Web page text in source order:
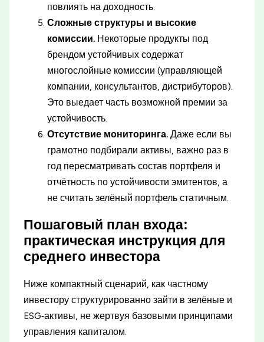
повлиять на доходность.
Сложные структуры и высокие
комиссии. Некоторые продукты под
брендом устойчивых содержат
многослойные комиссии (управляющей
компании, консультантов, дистрибуторов).
Это выедает часть возможной премии за
устойчивость.
Отсутствие мониторинга. Даже если вы
грамотно подбирали активы, важно раз в
год пересматривать состав портфеля и
отчётность по устойчивости эмитентов, а
не считать зелёный портфель статичным.
Пошаговый план входа:
практическая инструкция для
среднего инвестора
Ниже компактный сценарий, как частному
инвестору структурированно зайти в зелёные и
ESG‑активы, не жертвуя базовыми принципами
управления капиталом.